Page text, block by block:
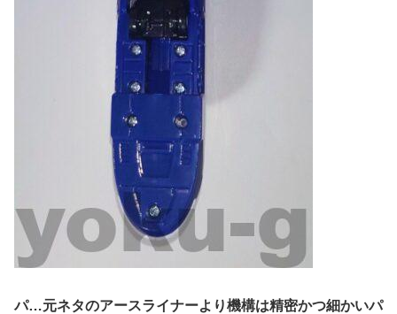
パ…元ネタのアースライナーより機構は精密かつ細かいパ